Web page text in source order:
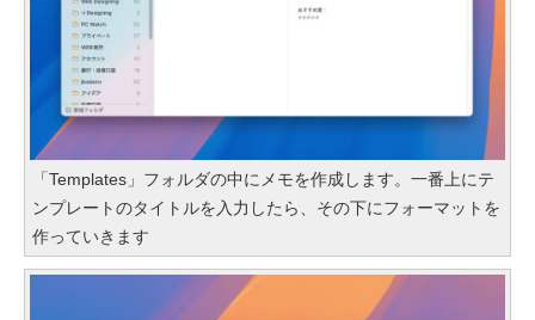
「Templates」フォルダの中にメモを作成します。一番上にテ
ンプレートのタイトルを入力したら、その下にフォーマットを
作っていきます